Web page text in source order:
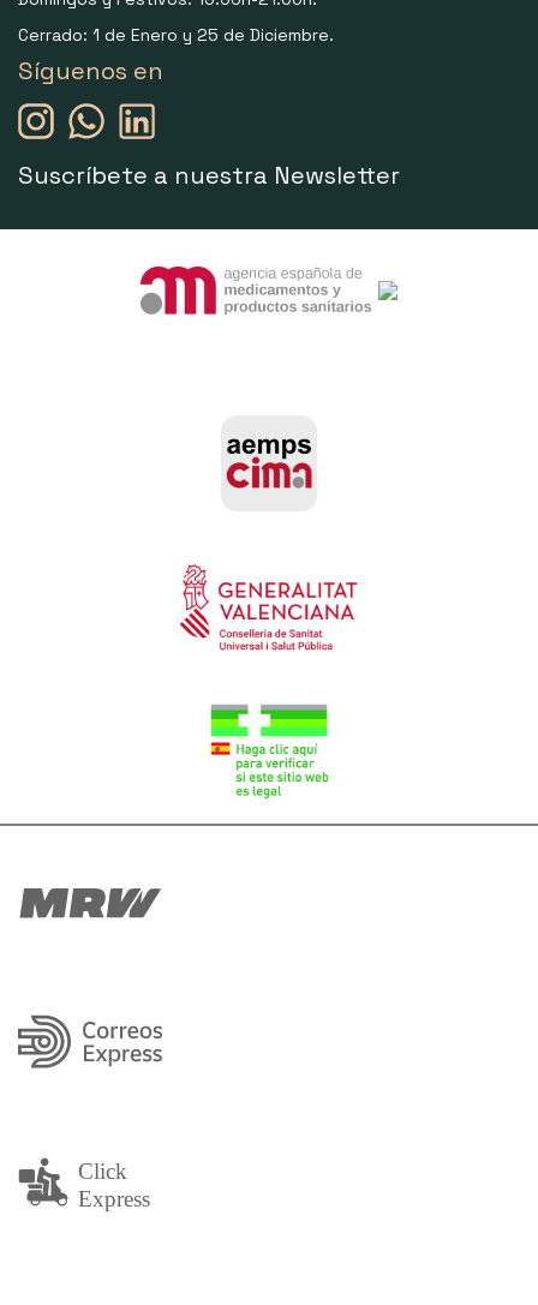
Cerrado: 1 de Enero y 25 de Diciembre.
Síguenos en
Suscríbete a nuestra Newsletter